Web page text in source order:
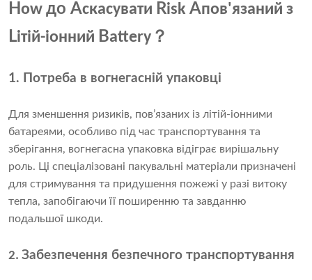
How до Aскасувати Risk Aпов'язаний з
Lітій-іонний Battery ？
1. Потреба в вогнегасній упаковці
Для зменшення ризиків, пов’язаних із літій-іонними
батареями, особливо під час транспортування та
зберігання, вогнегасна упаковка відіграє вирішальну
роль. Ці спеціалізовані пакувальні матеріали призначені
для стримування та придушення пожежі у разі витоку
тепла, запобігаючи її поширенню та завданню
подальшої шкоди.
2. Забезпечення безпечного транспортування